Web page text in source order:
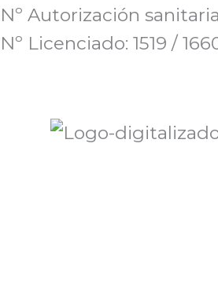
Nº Autorización
Nº Licenciado: 1519 /